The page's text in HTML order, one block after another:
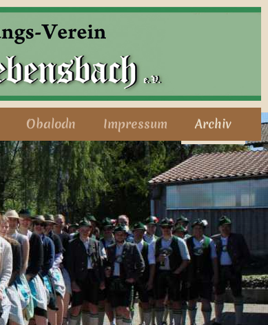
Obalodn Impressum Archiv